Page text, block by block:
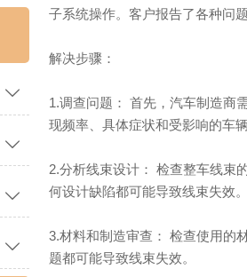




子系统操作。客户报告了各种问
解决步骤：
1.调查问题： 首先，汽车制造商
现频率、具体症状和受影响的车辆
2.分析线束设计： 检查整车线束
何设计缺陷都可能导致线束失效。
3.材料和制造审查： 检查使用的
题都可能导致线束失效。